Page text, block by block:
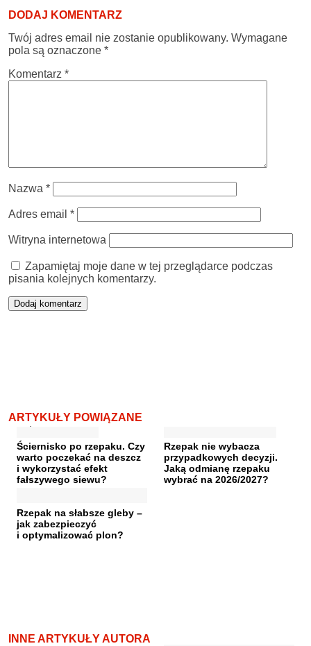
DODAJ KOMENTARZ
Twój adres email nie zostanie opublikowany. Wymagane
pola są oznaczone *
Komentarz *
Nazwa *
Adres email *
Witryna internetowa
Zapamiętaj moje dane w tej przeglądarce podczas
pisania kolejnych komentarzy.
ARTYKUŁY POWIĄZANE
Ściernisko po rzepaku. Czy
warto poczekać na deszcz
i wykorzystać efekt
fałszywego siewu?
Rzepak nie wybacza
przypadkowych decyzji.
Jaką odmianę rzepaku
wybrać na 2026/2027?
Rzepak na słabsze gleby –
jak zabezpieczyć
i optymalizować plon?
INNE ARTYKUŁY AUTORA